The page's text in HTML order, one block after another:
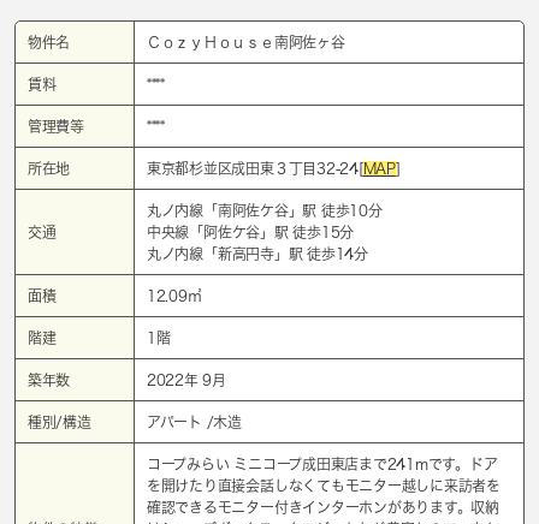
物件名 ＣｏｚｙＨｏｕｓｅ南阿佐ヶ谷
賃料 ****
管理費等 ****
所在地 東京都杉並区成田東３丁目32-24[MAP]
交通
丸ノ内線「 南阿佐ケ谷」駅 徒歩10分
中央線「 阿佐ケ谷 」駅 徒歩15分
丸ノ内線「 新高円寺」駅 徒歩14分
面積 12.09㎡
階建 1階
築年数 2022年 9月
種別/構造 アパート /木造
コープみらい ミニコープ成田東店まで241mです。ドア
を開けたり直接会話しなくてもモニター越しに来訪者を
確認できるモニター付きインターホンがあります。収納